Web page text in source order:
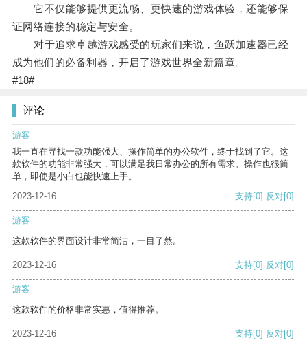
它不仅能够提供更流畅、更快速的游戏体验，还能够保
证网络连接的稳定与安全。
对于追求卓越游戏感受的玩家们来说，鱼跃加速器已经
成为他们的必备利器，开启了游戏世界全新篇章。
#18#
评论
游客
我一直在寻找一款功能强大、操作简单的办公软件，终于找到了它。这
款软件的功能非常强大，可以满足我日常办公的所有需求。操作也很简
单，即使是小白也能快速上手。
2023-12-16
支持[0] 反对[0]
游客
这款软件的界面设计非常简洁，一目了然。
2023-12-16 支持[0] 反对[0]
游客
这款软件的价格非常实惠，值得推荐。
2023-12-16 支持[0] 反对[0]